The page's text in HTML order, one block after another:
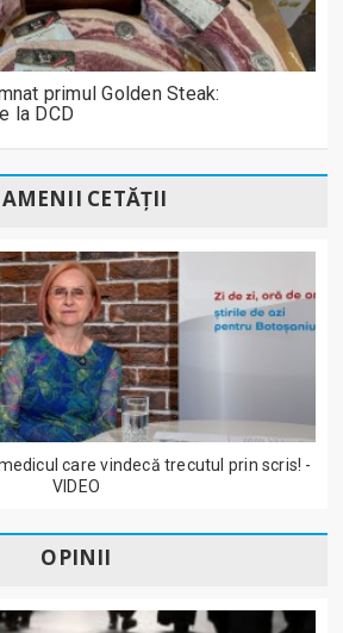
primul Golden Steak:
la DCD
CETĂȚII
care vindecă trecutul prin scris! -
VIDEO
OPINII